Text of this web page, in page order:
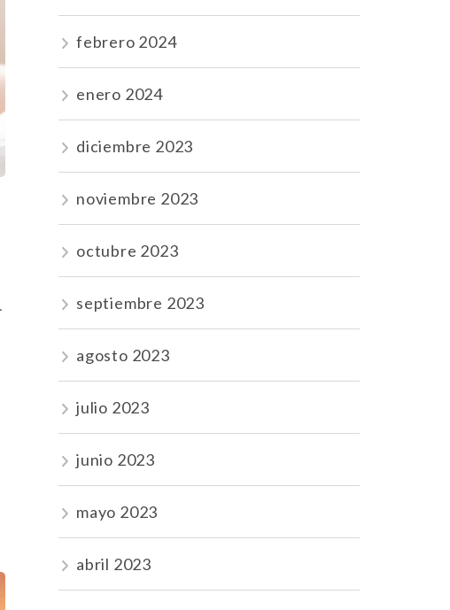
febrero 2024
enero 2024
diciembre 2023
noviembre 2023
octubre 2023
septiembre 2023
agosto 2023
julio 2023
junio 2023
mayo 2023
abril 2023